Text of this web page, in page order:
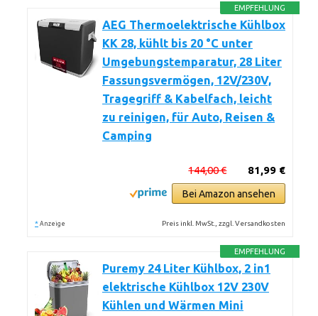
EMPFEHLUNG
AEG Thermoelektrische Kühlbox
KK 28, kühlt bis 20 °C unter
Umgebungstemparatur, 28 Liter
Fassungsvermögen, 12V/230V,
Tragegriff & Kabelfach, leicht
zu reinigen, für Auto, Reisen &
Camping
81,99 €
144,00 €
Bei Amazon ansehen
* Anzeige Preis inkl. MwSt., zzgl. Versandkosten
EMPFEHLUNG
Puremy 24 Liter Kühlbox, 2 in1
elektrische Kühlbox 12V 230V
Kühlen und Wärmen Mini